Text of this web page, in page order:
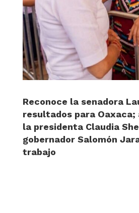
Reconoce la senadora
resultados para Oaxaca;
la presidenta Claudia
gobernador Salomón
trabajo